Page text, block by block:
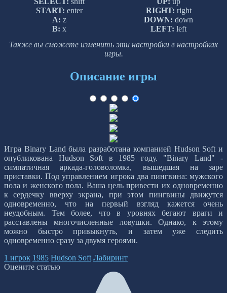
START: enter
A: z
B: x
RIGHT: right
DOWN: down
LEFT: left
Также вы сможете изменить эти настройки в настройках
игры.
Описание игры
Игра Binary Land была разработана компанией Hudson Soft и
опубликована Hudson Soft в 1985 году. "Binary Land" -
симпатичная аркада-головоломка, вышедшая на заре
приставки. Под управлением игрока два пингвина: мужского
пола и женского пола. Ваша цель привести их одновременно
к сердечку вверху экрана, при этом пингвины движутся
одновременно, что на первый взгляд кажется очень
неудобным. Тем более, что в уровнях бегают враги и
расставлены многочисленные ловушки. Однако, к этому
можно быстро привыкнуть, и затем уже следить
одновременно сразу за двумя героями.
1 игрок 1985 Hudson Soft Лабиринт
Оцените статью